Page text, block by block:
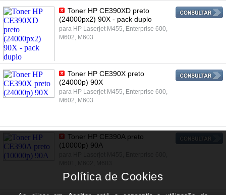
Toner HP CE390XD preto
(24000px2) 90X - pack duplo
para HP Laserjet M455, Enterprise 600,
M602, M603
Toner HP CE390X preto
(24000p) 90X
para HP Laserjet M455, Enterprise 600,
M602, M603
Toner HP CE390A preto
(10000p) 90A